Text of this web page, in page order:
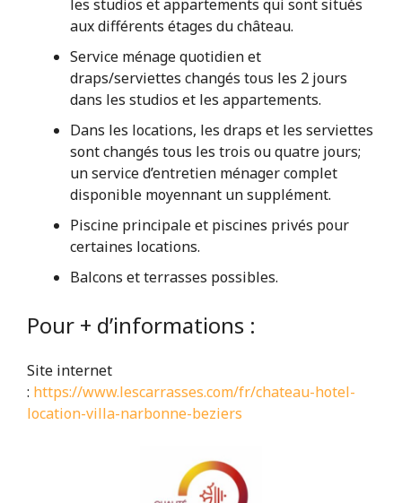
les studios et appartements qui sont situés
aux différents étages du château.
Service ménage quotidien et
draps/serviettes changés tous les 2 jours
dans les studios et les appartements.
Dans les locations, les draps et les serviettes
sont changés tous les trois ou quatre jours;
un service d’entretien ménager complet
disponible moyennant un supplément.
Piscine principale et piscines privés pour
certaines locations.
Balcons et terrasses possibles.
Pour + d’informations :
Site internet
: https://www.lescarrasses.com/fr/chateau-hotel-
location-villa-narbonne-beziers